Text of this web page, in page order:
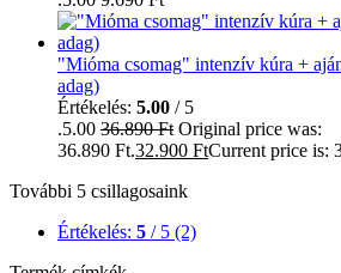
"Mióma csomag" intenzív kúra +
adag)
Értékelés: 5.00 / 5
.5.00 36.890Ft Original price was:
36.890 Ft.32.900 FtCurrent price is:
További 5 csillagosaink
Értékelés: 5 / 5 (2)